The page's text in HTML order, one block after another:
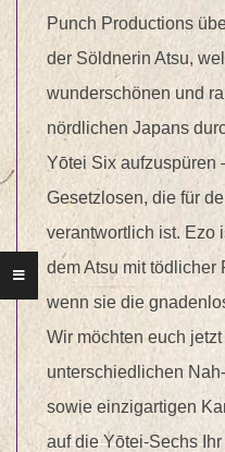
Punch Productions
der Söldnerin Atsu,
wunderschönen und
nördlichen Japans
Yōtei Six aufzuspüren
Gesetzlosen, die für
verantwortlich ist. Ezo
dem Atsu mit tödlicher
wenn sie die
Wir möchten euch
unterschiedlichen
sowie einzigartigen
auf die Yōtei-Sechs